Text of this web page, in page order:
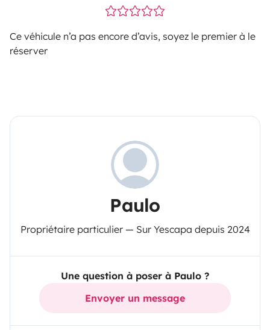
Ce véhicule n’a pas encore d’avis, soyez le premier à le
réserver
Paulo
Propriétaire particulier — Sur Yescapa depuis 2024
Une question à poser à Paulo ?
Envoyer un message